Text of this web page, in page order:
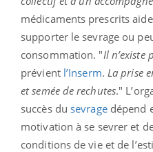
médicaments prescrits
supporter le sevrage ou
consommation. "Il n’existe
prévient l’Inserm. La prise
et semée de rechutes."
succès du sevragedépend
motivation à se sevrer et
conditions de vie et de